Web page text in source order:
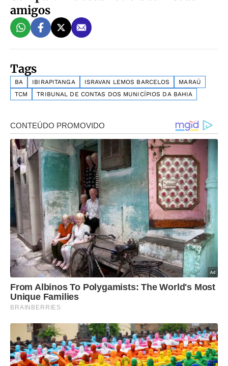
amigos
Tags
BA IBIRAPITANGA ISRAVAN LEMOS BARCELOS
MARAÚ
TCM
TRIBUNAL DE CONTAS DOS MUNICÍPIOS DA BAHIA